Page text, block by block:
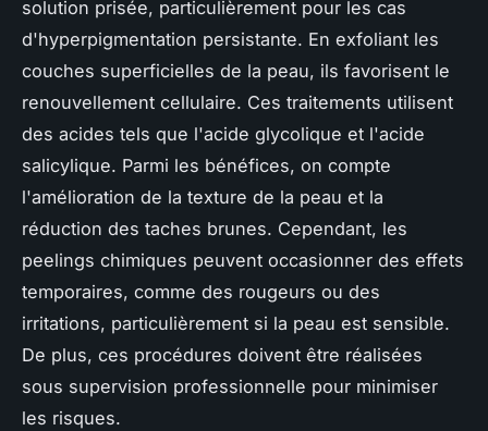
solution prisée, particulièrement pour les cas
d'hyperpigmentation persistante. En exfoliant les
couches superficielles de la peau, ils favorisent le
renouvellement cellulaire. Ces traitements utilisent
des acides tels que l'acide glycolique et l'acide
salicylique. Parmi les bénéfices, on compte
l'amélioration de la texture de la peau et la
réduction des taches brunes. Cependant, les
peelings chimiques peuvent occasionner des effets
temporaires, comme des rougeurs ou des
irritations, particulièrement si la peau est sensible.
De plus, ces procédures doivent être réalisées
sous supervision professionnelle pour minimiser
les risques.